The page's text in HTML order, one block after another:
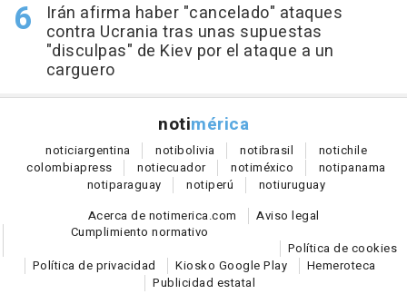
Irán afirma haber "cancelado" ataques
contra Ucrania tras unas supuestas
"disculpas" de Kiev por el ataque a un
carguero
notimérica
noticiargentina notibolivia notibrasil notichile
colombiapress notiecuador notiméxico notipanama
notiparaguay notiperú notiuruguay
Acerca de notimerica.com
Aviso legal
Cumplimiento normativo
Política de cookies
Política de privacidad
Kiosko Google Play
Hemeroteca
Publicidad estatal